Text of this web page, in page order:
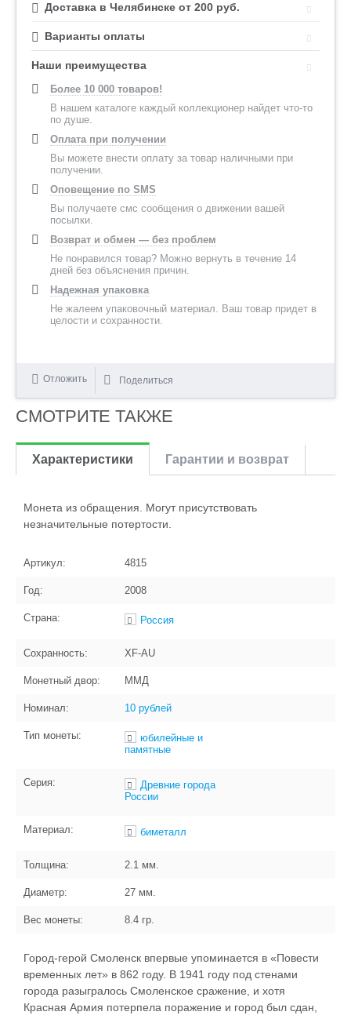
Доставка в Челябинске от 200 руб.
Варианты оплаты
Наши преимущества
Более 10 000 товаров!
В нашем каталоге каждый коллекционер найдет что-то
по душе.
Оплата при получении
Вы можете внести оплату за товар наличными при
получении.
Оповещение по SMS
Вы получаете смс сообщения о движении вашей
посылки.
Возврат и обмен — без проблем
Не понравился товар? Можно вернуть в течение 14
дней без объяснения причин.
Надежная упаковка
Не жалеем упаковочный материал. Ваш товар придет в
целости и сохранности.
Отложить Поделиться
СМОТРИТЕ ТАКЖЕ
Характеристики Гарантии и возврат
Монета из обращения. Могут присутствовать
незначительные потертости.
Артикул: 4815
Год: 2008
Страна: Россия
Сохранность: XF-AU
Монетный двор: ММД
Номинал: 10 рублей
Тип монеты:
юбилейные и
памятные
Серия:
Древние города
России
Материал: биметалл
Толщина: 2.1 мм.
Диаметр: 27 мм.
Вес монеты: 8.4 гр.
Город-герой Смоленск впервые упоминается в «Повести
временных лет» в 862 году. В 1941 году под стенами
города разыгралось Смоленское сражение, и хотя
Красная Армия потерпела поражение и город был сдан,